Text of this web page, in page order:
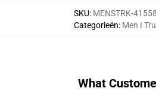
SKU: MENSTRK-
Categorieën: Men I
What